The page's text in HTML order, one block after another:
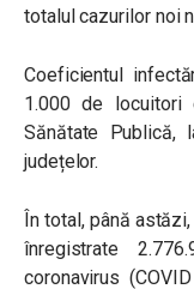
totalul cazurilor noi
Coeficientul
1.000 de
Sănătate Publică,
județelor.
În total, până
înregistrate
coronavirus